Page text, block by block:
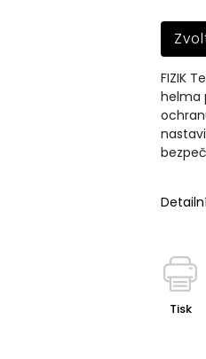
FIZIK
helma
Tisk